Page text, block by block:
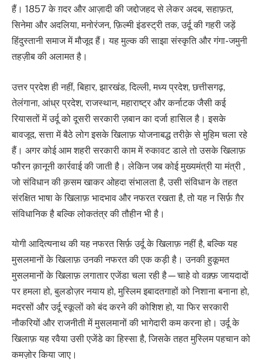
हैं। 1857 के ग़दर और आज़ादी की जद्दोजहद से लेकर अदब, सहाफ़त,
सिनेमा और अदलिया, मनोरंजन, फ़िल्मी इंडस्ट्री तक, उर्दू की गहरी जड़ें
हिंदुस्तानी समाज में मौजूद हैं। यह मुल्क की साझा संस्कृति और गंगा-जमुनी
तहज़ीब की अलामत है।
उत्तर प्रदेश ही नहीं, बिहार, झारखंड, दिल्ली, मध्य प्रदेश, छत्तीसगढ़,
तेलंगाना, आंध्र प्रदेश, राजस्थान, महाराष्ट्र और कर्नाटक जैसी कई
रियासतों में उर्दू को दूसरी सरकारी ज़बान का दर्जा हासिल है। इसके
बावजूद, सत्ता में बैठे लोग इसके खिलाफ़ योजनाबद्ध तरीक़े से मुहिम चला रहे
हैं। अगर कोई आम शहरी सरकारी काम में रुकावट डाले तो उसके खिलाफ़
फौरन क़ानूनी कार्रवाई की जाती है। लेकिन जब कोई मुख्यमंत्री या मंत्री ,
जो संविधान की क़सम खाकर ओहदा संभालता है, उसी संविधान के तहत
संरक्षित भाषा के खिलाफ़ भादभाव और नफरत रखता है, तो यह न सिर्फ़ ग़ैर
संविधानिक है बल्कि लोकतंत्र की तौहीन भी है।
योगी आदित्यनाथ की यह नफरत सिर्फ़ उर्दू के खिलाफ़ नहीं है, बल्कि यह
मुसलमानों के खिलाफ़ उनकी नफरत की एक कड़ी है। उनकी हुकूमत
मुसलमानों के खिलाफ़ लगातार एजेंडा चला रही है—चाहे वो वक़्फ़ जायदादों
पर हमला हो, बुलडोज़र नयाय हो, मुस्लिम इबादतगाहों को निशाना बनाना हो,
मदरसों और उर्दू स्कूलों को बंद करने की कोशिश हो, या फिर सरकारी
नौकरियों और राजनीती में मुसलमानों की भागेदारी कम करना हो। उर्दू के
खिलाफ़ यह रवैया उसी एजेंडे का हिस्सा है, जिसके तहत मुस्लिम पहचान को
कमज़ोर किया जाए।